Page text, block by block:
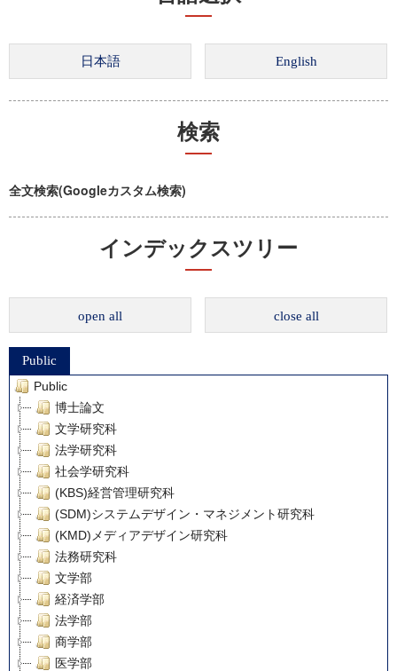
検索
全文検索(Googleカスタム検索)
インデックスツリー
open all close all
Public
Public
博士論文
文学研究科
法学研究科
社会学研究科
(KBS)経営管理研究科
(SDM)システムデザイン・マネジメント研究科
(KMD)メディアデザイン研究科
法務研究科
文学部
経済学部
法学部
商学部
医学部